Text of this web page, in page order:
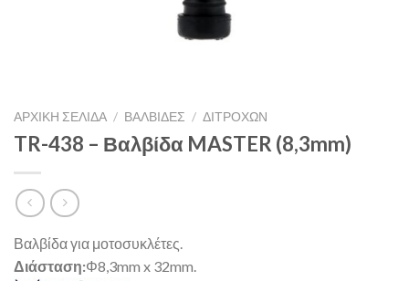
ΑΡΧΙΚΉ ΣΕΛΊΔΑ / ΒΑΛΒΙΔΕΣ / ΔΊΤΡΟΧΩΝ
TR-438 – Βαλβίδα MASTER (8,3mm)
Βαλβίδα για μοτοσυκλέτες.
Διάσταση:Φ8,3mm x 32mm.